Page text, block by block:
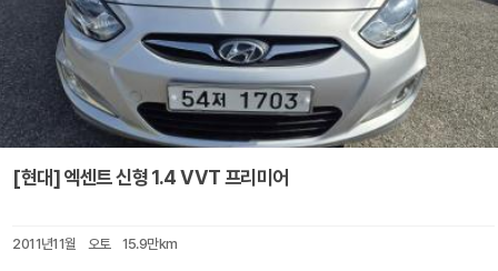
[현대] 엑센트 신형 1.4 VVT 프리미어
2011년11월 오토 15.9만km